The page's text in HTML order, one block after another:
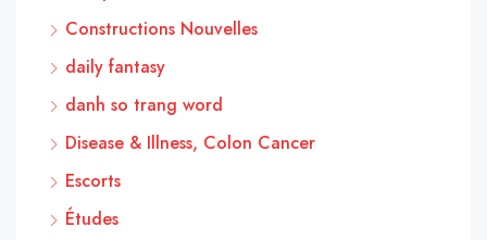
Constructions Nouvelles
daily fantasy
danh so trang word
Disease & Illness, Colon Cancer
Escorts
Études